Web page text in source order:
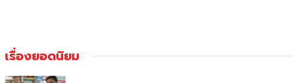
เรื่องยอดนิยม